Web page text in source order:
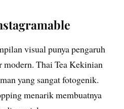
visual punya pengaruh
Thai Tea Kekinian
yang sangat fotogenik.
menarik membuatnya